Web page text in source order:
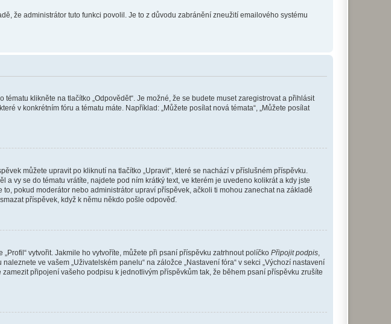
že administrátor tuto funkci povolil. Je to z důvodu zabránění zneužití emailového systému
klikněte na tlačítko „Odpovědět“. Je možné, že se budete muset zaregistrovat a přihlásit
v konkrétním fóru a tématu máte. Například: „Můžete posílat nová témata“, „Můžete posílat
můžete upravit po kliknutí na tlačítko „Upravit“, které se nachází v příslušném příspěvku.
vy se do tématu vrátíte, najdete pod ním krátký text, ve kterém je uvedeno kolikrát a kdy jste
pokud moderátor nebo administrátor upraví příspěvek, ačkoli ti mohou zanechat na základě
příspěvek, když k němu někdo pošle odpověď.
vytvořit. Jakmile ho vytvoříte, můžete při psaní příspěvku zatrhnout políčko Připojit podpis
ve vašem „Uživatelském panelu“ na záložce „Nastavení fóra“ v sekci „Výchozí nastavení
připojení vašeho podpisu k jednotlivým příspěvkům tak, že během psaní příspěvku zrušíte